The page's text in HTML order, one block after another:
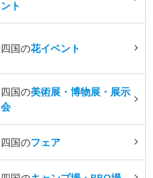
ント
四国の花イベント
四国の美術展・博物展・展示
会
四国のフェア